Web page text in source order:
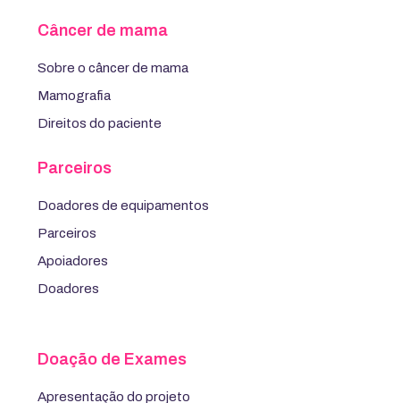
Câncer de mama
Sobre o câncer de mama
Mamografia
Direitos do paciente
Parceiros
Doadores de equipamentos
Parceiros
Apoiadores
Doadores
Doação de Exames
Apresentação do projeto